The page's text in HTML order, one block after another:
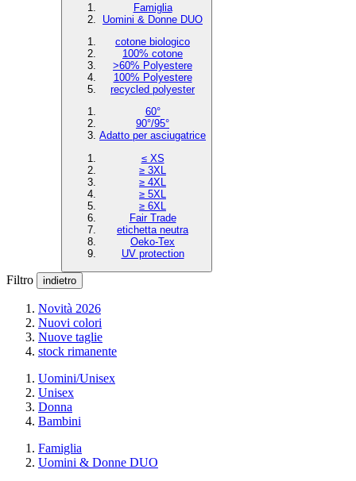
Famiglia
Uomini & Donne DUO
cotone biologico
100% cotone
>60% Polyestere
100% Polyestere
recycled polyester
60°
90°/95°
Adatto per asciugatrice
≤ XS
≥ 3XL
≥ 4XL
≥ 5XL
≥ 6XL
Fair Trade
etichetta neutra
Oeko-Tex
UV protection
Filtro indietro
Novità 2026
Nuovi colori
Nuove taglie
stock rimanente
Uomini/Unisex
Unisex
Donna
Bambini
Famiglia
Uomini & Donne DUO